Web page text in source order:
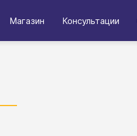
Магазин Консультации